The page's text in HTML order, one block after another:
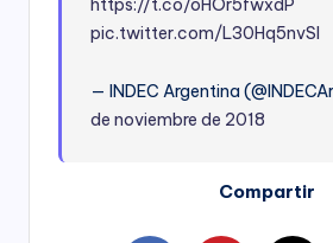
https://t.co/oHOr5fwxdP
pic.twitter.com/L30Hq5nvSI
— INDEC Argentina
de noviembre de 2018
Compartir